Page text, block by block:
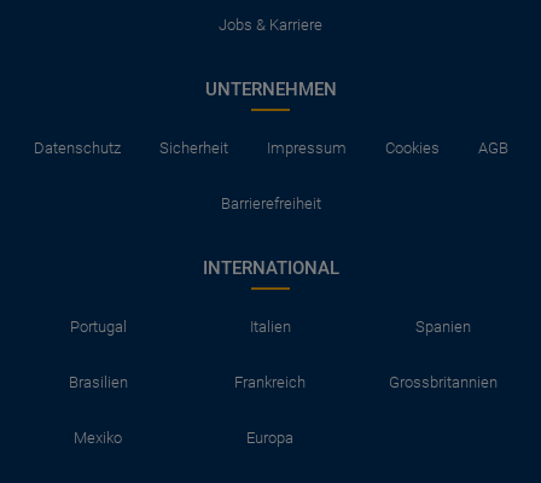
Jobs & Karriere
UNTERNEHMEN
Datenschutz Sicherheit Impressum Cookies AGB
Barrierefreiheit
INTERNATIONAL
Portugal Italien Spanien
Brasilien Frankreich Grossbritannien
Mexiko Europa